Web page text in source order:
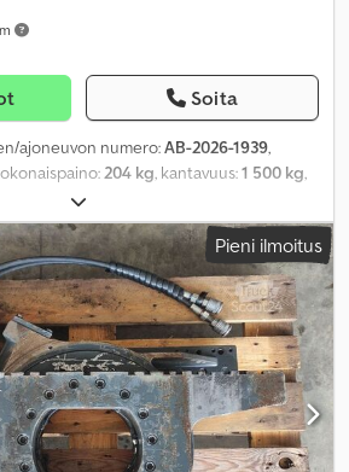
Soita
ajoneuvon numero:AB-2026-1939,
204 kg, kantavuus:1 500 kg,
, tuotteen leveys (max):
,
Pieni ilmoitus